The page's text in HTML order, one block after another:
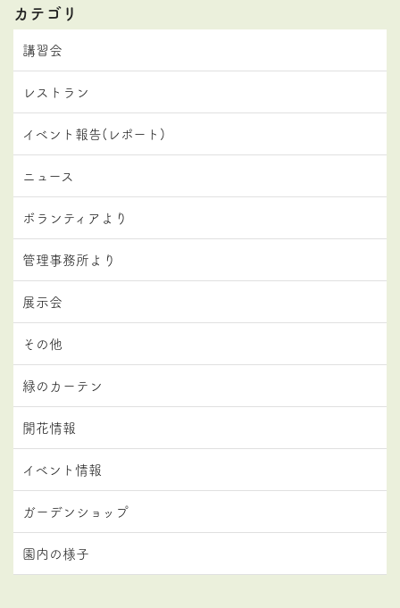
カテゴリ
講習会
レストラン
イベント報告(レポート)
ニュース
ボランティアより
管理事務所より
展示会
その他
緑のカーテン
開花情報
イベント情報
ガーデンショップ
園内の様子